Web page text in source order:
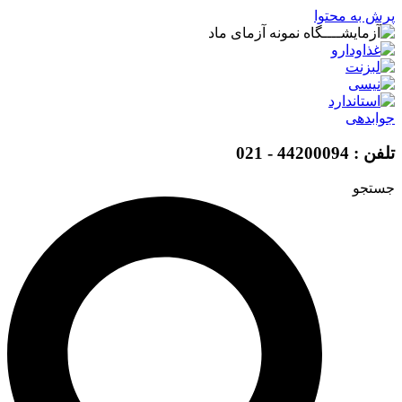
پرش به محتوا
جوابدهی
تلفن : 44200094 - 021
جستجو